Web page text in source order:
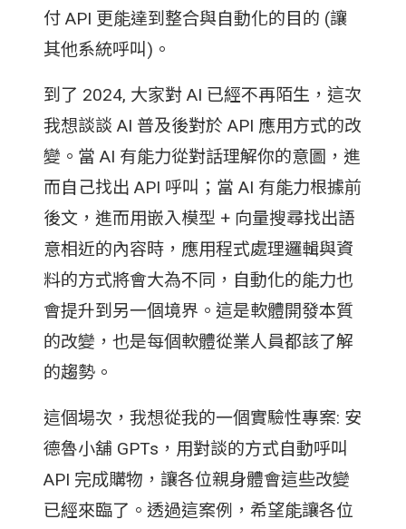
付 API 更能達到整合與自動化的目的 (讓
其他系統呼叫)。
到了 2024, 大家對 AI 已經不再陌生，這次
我想談談 AI 普及後對於 API 應用方式的改
變。當 AI 有能力從對話理解你的意圖，進
而自己找出 API 呼叫；當 AI 有能力根據前
後文，進而用嵌入模型 + 向量搜尋找出語
意相近的內容時，應用程式處理邏輯與資
料的方式將會大為不同，自動化的能力也
會提升到另一個境界。這是軟體開發本質
的改變，也是每個軟體從業人員都該了解
的趨勢。
這個場次，我想從我的一個實驗性專案: 安
德魯小舖 GPTs，用對談的方式自動呼叫
API 完成購物，讓各位親身體會這些改變
已經來臨了。透過這案例，希望能讓各位